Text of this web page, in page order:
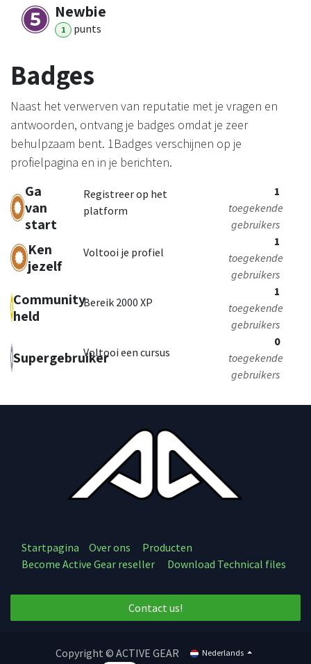
Newbie
1 punts
Badges
Naast het verwerven van reputatie met je vragen en
antwoorden, ontvang je badges omdat je zeer
behulpzaam bent. 1Badges verschijnen op je
profielpagina en in je berichten.
Ga
van
start
Registreer op het
platform
1
toegekende
gebruikers
Ken
jezelf
Voltooi je profiel
1
toegekende
gebruikers
Community
held
Bereik 2000 XP
1
toegekende
gebruikers
SupergebruikerVoltooi een cursus
0
toegekende
gebruikers
Startpagina Over ons
Producten
Become Active Gear reseller
Download Technical files
Contact us!
Copyright © ACTIVE GEAR Nederlands